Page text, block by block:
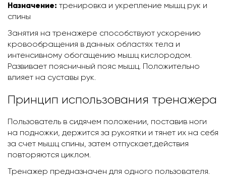
Назначение: тренировка и укрепление мышц рук и
спины
Занятия на тренажере способствуют ускорению
кровообращения в данных областях тела и
интенсивному обогащению мышц кислородом.
Развивает поясничный пояс мышц. Положительно
влияет на суставы рук.
Принцип использования тренажера
Пользователь в сидячем положении, поставив ноги
на подножки, держится за рукоятки и тянет их на себя
за счет мышц спины, затем отпускает,действия
повторяются циклом.
Тренажер предназначен для одного пользователя.